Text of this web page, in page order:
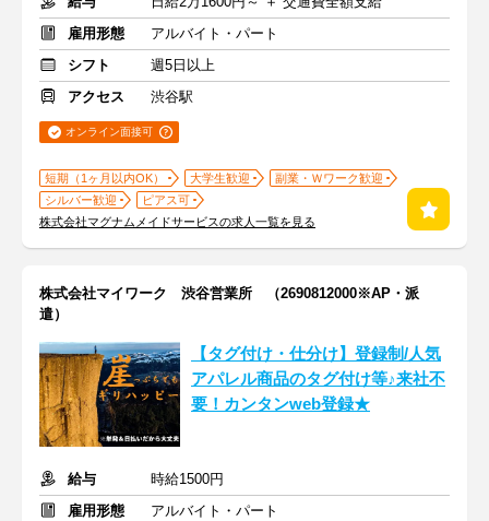
雇用形態
アルバイト・パート
シフト
週5日以上
アクセス
渋谷駅
オンライン面接可
短期（1ヶ月以内OK） 大学生歓迎
副業・Ｗワーク歓迎
シルバー歓迎
ピアス可
株式会社マグナムメイドサービスの求人一覧を見る
株式会社マイワーク 渋谷営業所 （2690812000※AP・派
遣）
【タグ付け・仕分け】登録制/人気
アパレル商品のタグ付け等♪来社不
要！カンタンweb登録★
給与
時給1500円
雇用形態
アルバイト・パート